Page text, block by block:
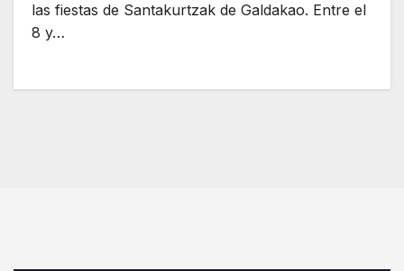
las fiestas de Santakurtzak de Galdakao. Entre el
8 y…